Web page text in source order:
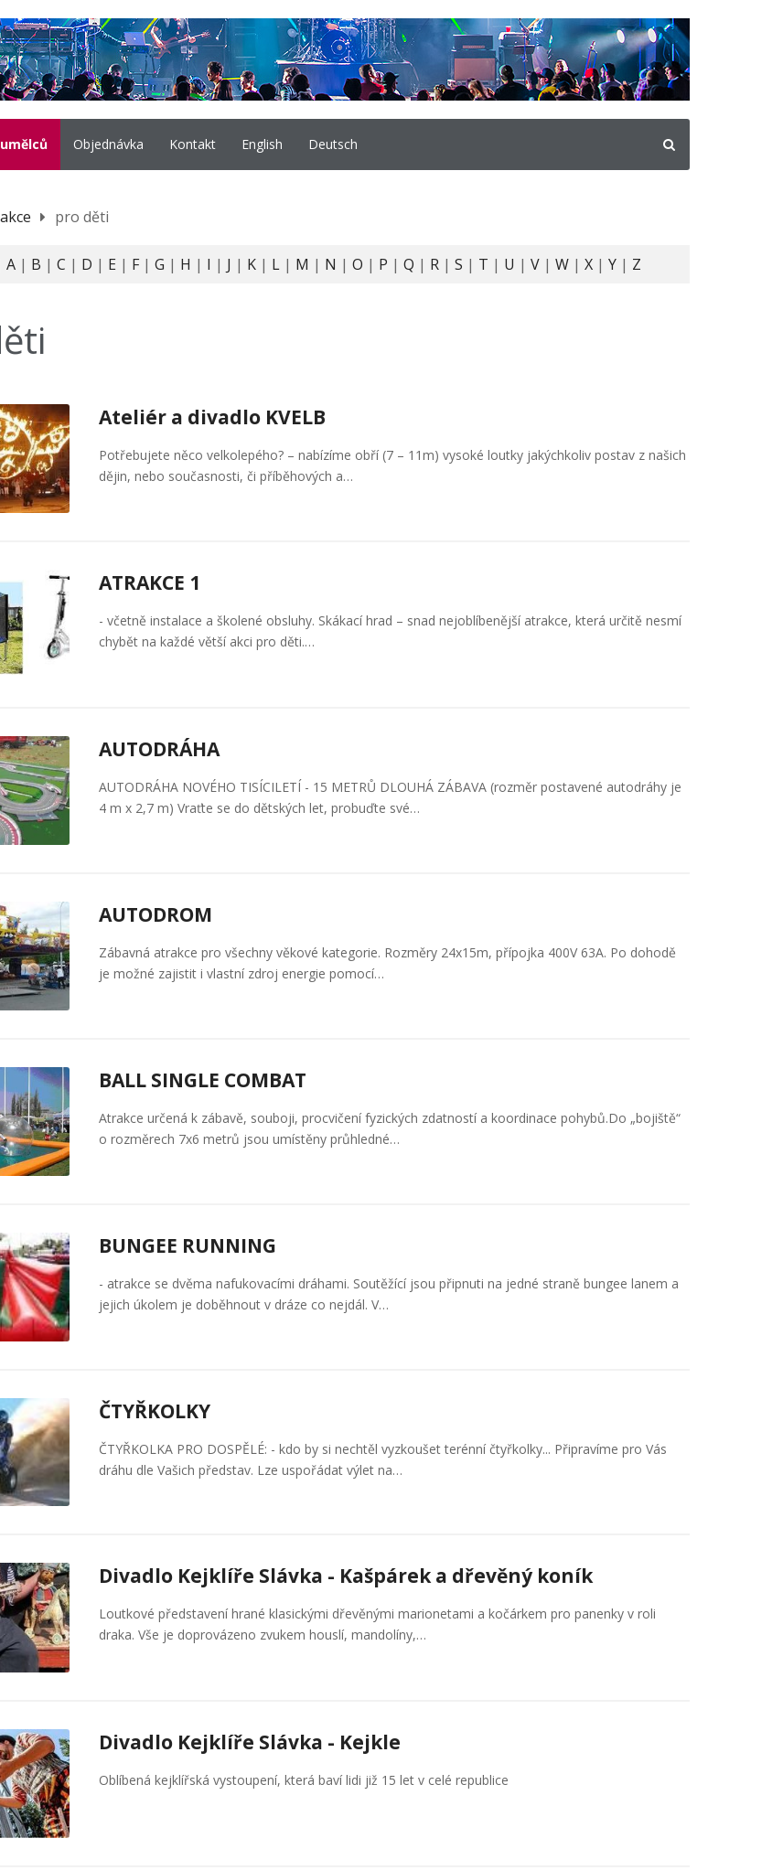
Objednávka Kontakt English Deutsch
pro děti
A | B |C | D | E | F|G | H | I | J | K | L | M | N |O | P |Q | R |S | T | U |V |W |X |Y | Z
Ateliér a divadlo KVELB
Potřebujete něco velkolepého? – nabízíme obří (7 – 11m) vysoké loutky jakýchkoliv postav z našich
dějin, nebo současnosti, či příběhových a…
ATRAKCE 1
- včetně instalace a školené obsluhy. Skákací hrad – snad nejoblíbenější atrakce, která určitě nesmí
chybět na každé větší akci pro děti.…
AUTODRÁHA
AUTODRÁHA NOVÉHO TISÍCILETÍ - 15 METRŮ DLOUHÁ ZÁBAVA (rozměr postavené autodráhy je
4 m x 2,7 m) Vraťte se do dětských let, probuďte své…
AUTODROM
Zábavná atrakce pro všechny věkové kategorie. Rozměry 24x15m, přípojka 400V 63A. Po dohodě
je možné zajistit i vlastní zdroj energie pomocí…
BALL SINGLE COMBAT
Atrakce určená k zábavě, souboji, procvičení fyzických zdatností a koordinace pohybů.Do „bojiště“
o rozměrech 7x6 metrů jsou umístěny průhledné…
BUNGEE RUNNING
- atrakce se dvěma nafukovacími dráhami. Soutěžící jsou připnuti na jedné straně bungee lanem a
jejich úkolem je doběhnout v dráze co nejdál. V…
ČTYŘKOLKY
ČTYŘKOLKA PRO DOSPĚLÉ: - kdo by si nechtěl vyzkoušet terénní čtyřkolky... Připravíme pro Vás
dráhu dle Vašich představ. Lze uspořádat výlet na…
Divadlo Kejklíře Slávka - Kašpárek a dřevěný koník
Loutkové představení hrané klasickými dřevěnými marionetami a kočárkem pro panenky v roli
draka. Vše je doprovázeno zvukem houslí, mandolíny,…
Divadlo Kejklíře Slávka - Kejkle
Oblíbená kejklířská vystoupení, která baví lidi již 15 let v celé republice